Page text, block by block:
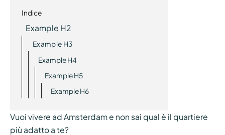
Indice
Example H2
Example H3
Example H4
Example H5
Example H6
Vuoi vivere ad Amsterdam e non sai qual è il quartiere
più adatto a te?